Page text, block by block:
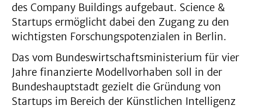
des Company Buildings aufgebaut. Science &
Startups ermöglicht dabei den Zugang zu den
wichtigsten Forschungspotenzialen in Berlin.
Das vom Bundeswirtschaftsministerium für vier
Jahre finanzierte Modellvorhaben soll in der
Bundeshauptstadt gezielt die Gründung von
Startups im Bereich der Künstlichen Intelligenz